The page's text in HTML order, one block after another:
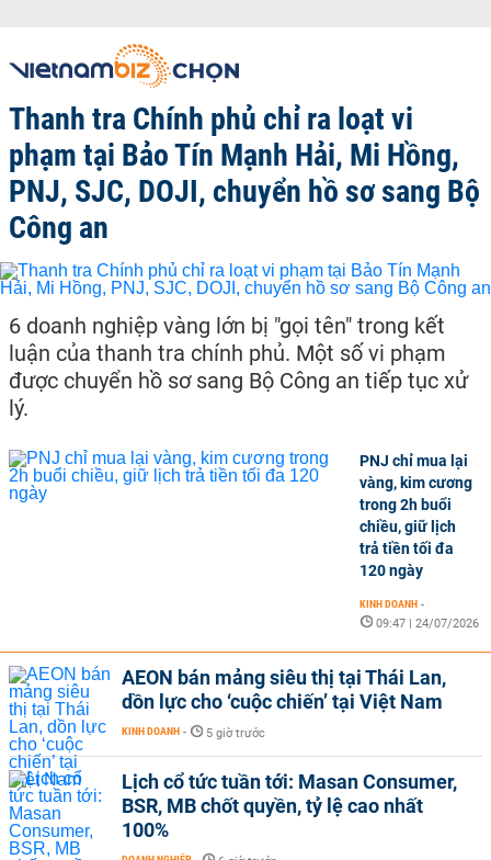
Thanh tra Chính phủ chỉ ra loạt vi
phạm tại Bảo Tín Mạnh Hải, Mi Hồng,
PNJ, SJC, DOJI, chuyển hồ sơ sang Bộ
Công an
6 doanh nghiệp vàng lớn bị "gọi tên" trong kết
luận của thanh tra chính phủ. Một số vi phạm
được chuyển hồ sơ sang Bộ Công an tiếp tục xử
lý.
PNJ chỉ mua lại
vàng, kim cương
trong 2h buổi
chiều, giữ lịch
trả tiền tối đa
120 ngày
KINH DOANH -
09:47 | 24/07/2026
AEON bán mảng siêu thị tại Thái Lan,
dồn lực cho ‘cuộc chiến’ tại Việt Nam
KINH DOANH - 5 giờ trước
Lịch cổ tức tuần tới: Masan Consumer,
BSR, MB chốt quyền, tỷ lệ cao nhất
100%